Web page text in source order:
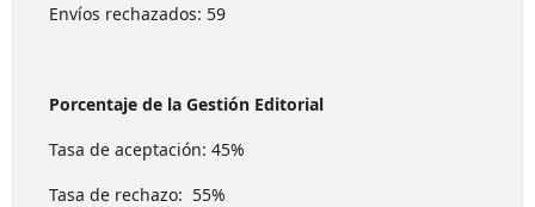
Envíos rechazados: 59
Porcentaje de la Gestión Editorial
Tasa de aceptación: 45%
Tasa de rechazo: 55%